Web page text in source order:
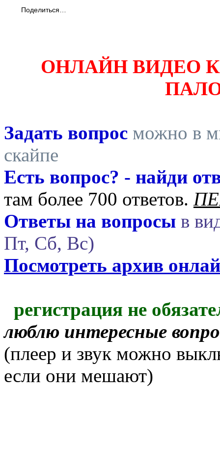
Поделиться…
ОНЛАЙН ВИДЕО
Задать вопрос можно в
скайпе
Есть вопрос? - найди
там более 700 ответов.
Ответы на вопросы в
Пт, Сб, Вс)
Посмотреть архив
регистрация не
люблю интересные
(плеер и звук можно
если они мешают)